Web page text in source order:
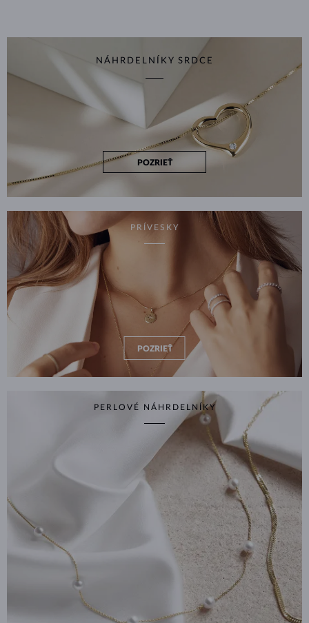
NÁHRDELNÍKY SRDCE
POZRIEŤ
PRÍVESKY
POZRIEŤ
PERLOVÉ NÁHRDELNÍKY